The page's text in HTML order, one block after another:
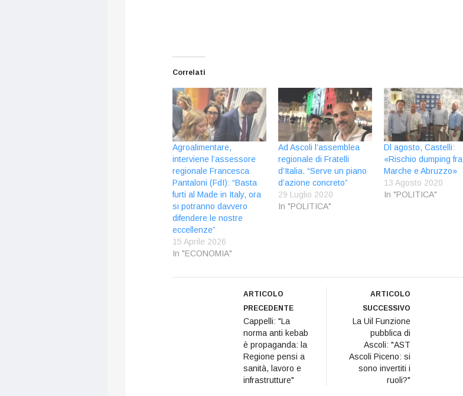
Correlati
Agroalimentare,
interviene l’assessore
regionale Francesca
Pantaloni (FdI): “Basta
furti al Made in Italy, ora
si potranno davvero
difendere le nostre
eccellenze”
15 Aprile 2026
In "ECONOMIA"
Ad Ascoli l’assemblea
regionale di Fratelli
d’Italia. “Serve un piano
d’azione concreto”
29 Luglio 2020
In "POLITICA"
Dl agosto, Castelli:
«Rischio dumping fra
Marche e Abruzzo»
13 Agosto 2020
In "POLITICA"
ARTICOLO
PRECEDENTE
Cappelli: "La
norma anti kebab
è propaganda: la
Regione pensi a
sanità, lavoro e
infrastrutture"
ARTICOLO
SUCCESSIVO
La Uil Funzione
pubblica di
Ascoli: "AST
Ascoli Piceno: si
sono invertiti i
ruoli?"